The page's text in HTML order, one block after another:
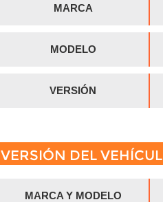
MARCA
MODELO
VERSIÓN
VERSIÓN DEL
MARCA Y MODELO